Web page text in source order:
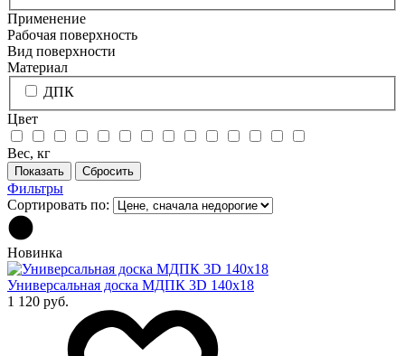
Применение
Рабочая поверхность
Вид поверхности
Материал
ДПК
Цвет
Вес, кг
Фильтры
Сортировать по:
Новинка
Универсальная доска МДПК 3D 140x18
1 120 руб.